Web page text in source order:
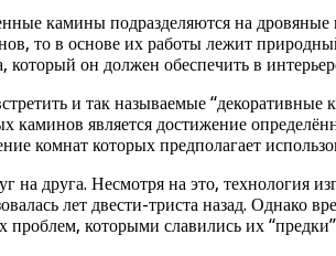
камины подразделяются на
то в основе их работы лежит
который он должен обеспечить в
и так называемые
является достижение
комнат которых предполагает
друга. Несмотря на это, технология
лет двести-триста назад.
которыми славились их